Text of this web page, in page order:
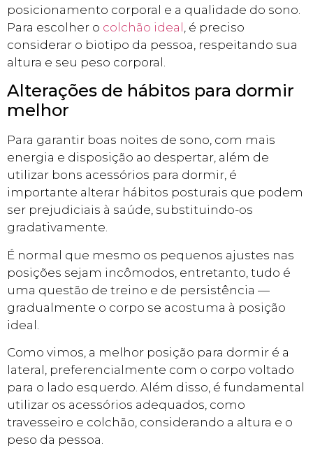
posicionamento corporal e a qualidade do sono.
Para escolher o colchão ideal , é preciso
considerar o biotipo da pessoa, respeitando sua
altura e seu peso corporal.
Alterações de hábitos para dormir
melhor
Para garantir boas noites de sono, com mais
energia e disposição ao despertar, além de
utilizar bons acessórios para dormir, é
importante alterar hábitos posturais que podem
ser prejudiciais à saúde, substituindo-os
gradativamente.
É normal que mesmo os pequenos ajustes nas
posições sejam incômodos, entretanto, tudo é
uma questão de treino e de persistência —
gradualmente o corpo se acostuma à posição
ideal.
Como vimos, a melhor posição para dormir é a
lateral, preferencialmente com o corpo voltado
para o lado esquerdo. Além disso, é fundamental
utilizar os acessórios adequados, como
travesseiro e colchão, considerando a altura e o
peso da pessoa.